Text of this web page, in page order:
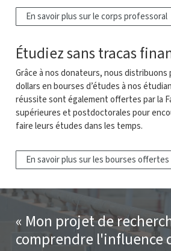
En savoir plus sur le corps professoral
Étudiez sans tracas
Grâce à nos donateurs, nous distribuons
dollars en bourses d’études à nos
réussite sont également offertes par la
supérieures et postdoctorales pour
faire leurs études dans les temps.
En savoir plus sur les bourses offertes
Mon projet de
comprendre l'influence